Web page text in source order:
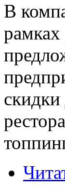
В
рамках